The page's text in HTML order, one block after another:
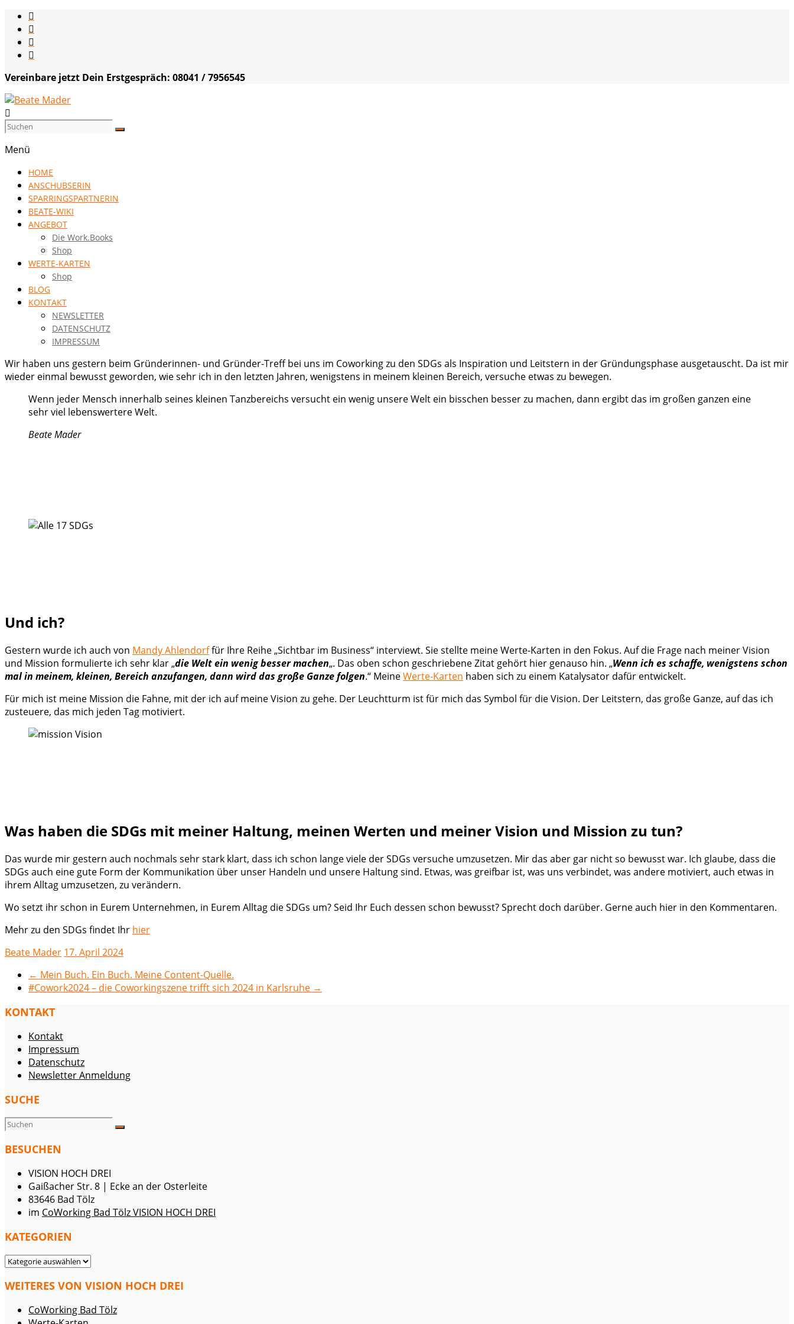
Skip
content
Vereinbare jetzt Dein Erstgespräch: 08041 / 7956545
Beate
Kommunikationsgenialistin
VISION
HOCH
DREI
Menü
HOME
ANSCHUBSERIN
SPARRINGSPARTNERIN
BEATE-WIKI
ANGEBOT
Die Work.Books
Shop
WERTE-KARTEN
Shop
BLOG
KONTAKT
NEWSLETTER
DATENSCHUTZ
IMPRESSUM
Wir haben uns gestern beim Gründerinnen- und Gründer-Treff bei uns im Coworking zu den SDGs als Inspiration und Leitstern in der Gründungsphase ausgetauscht. Da ist mir
wieder einmal bewusst geworden, wie sehr ich in den letzten Jahren, wenigstens in meinem kleinen Bereich, versuche etwas zu bewegen.
Wenn jeder Mensch innerhalb seines kleinen Tanzbereichs versucht ein wenig unsere Welt ein bisschen besser zu machen, dann ergibt das im großen ganzen eine
sehr viel lebenswertere Welt.
Beate Mader
Und ich?
Gestern wurde ich auch von Mandy Ahlendorffür Ihre Reihe „Sichtbar im Business“ interviewt. Sie stellte meine Werte-Karten in den Fokus. Auf die Frage nach meiner Vision
und Mission formulierte ich sehr klar „die Welt ein wenig besser machen„. Das oben schon geschriebene Zitat gehört hier genauso hin. „Wenn ich es schaffe, wenigstens schon
mal in meinem, kleinen, Bereich anzufangen, dann wird das große Ganze folgen.“ MeineWerte-Karten haben sich zu einem Katalysator dafür entwickelt.
Für mich ist meine Mission die Fahne, mit der ich auf meine Vision zu gehe. Der Leuchtturm ist für mich das Symbol für die Vision. Der Leitstern, das große Ganze, auf das ich
zusteuere, das mich jeden Tag motiviert.
Was haben die SDGs mit meiner Haltung, meinen Werten und meiner Vision und Mission zu tun?
Das wurde mir gestern auch nochmals sehr stark klart, dass ich schon lange viele der SDGs versuche umzusetzen. Mir das aber gar nicht so bewusst war. Ich glaube, dass die
SDGs auch eine gute Form der Kommunikation über unser Handeln und unsere Haltung sind. Etwas, was greifbar ist, was uns verbindet, was andere motiviert, auch etwas in
ihrem Alltag umzusetzen, zu verändern.
Wo setzt ihr schon in Eurem Unternehmen, in Eurem Alltag die SDGs um? Seid Ihr Euch dessen schon bewusst? Sprecht doch darüber. Gerne auch hier in den Kommentaren.
Mehr zu den SDGs findet Ihr hier
Beate Mader 17. April 2024
← Mein Buch. Ein Buch. Meine Content-Quelle.
#Cowork2024 – die Coworkingszene trifft sich 2024 in Karlsruhe →
KONTAKT
Kontakt
Impressum
Datenschutz
Newsletter Anmeldung
SUCHE
BESUCHEN
VISION HOCH DREI
Gaißacher Str. 8 | Ecke an der Osterleite
83646 Bad Tölz
im CoWorking Bad Tölz VISION HOCH DREI
KATEGORIEN
KATEGORIEN
WEITERES VON VISION HOCH DREI
CoWorking Bad Tölz